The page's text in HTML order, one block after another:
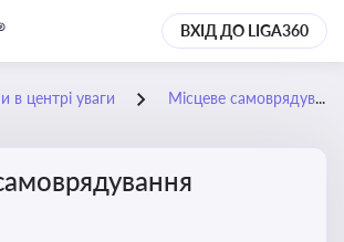
ВХІД ДО LIGA360
в центрі уваги Місцеве самоврядування